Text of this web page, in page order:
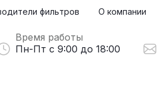
фильтров О компании
Время работы
Пн-Пт с 9:00 до 18:00